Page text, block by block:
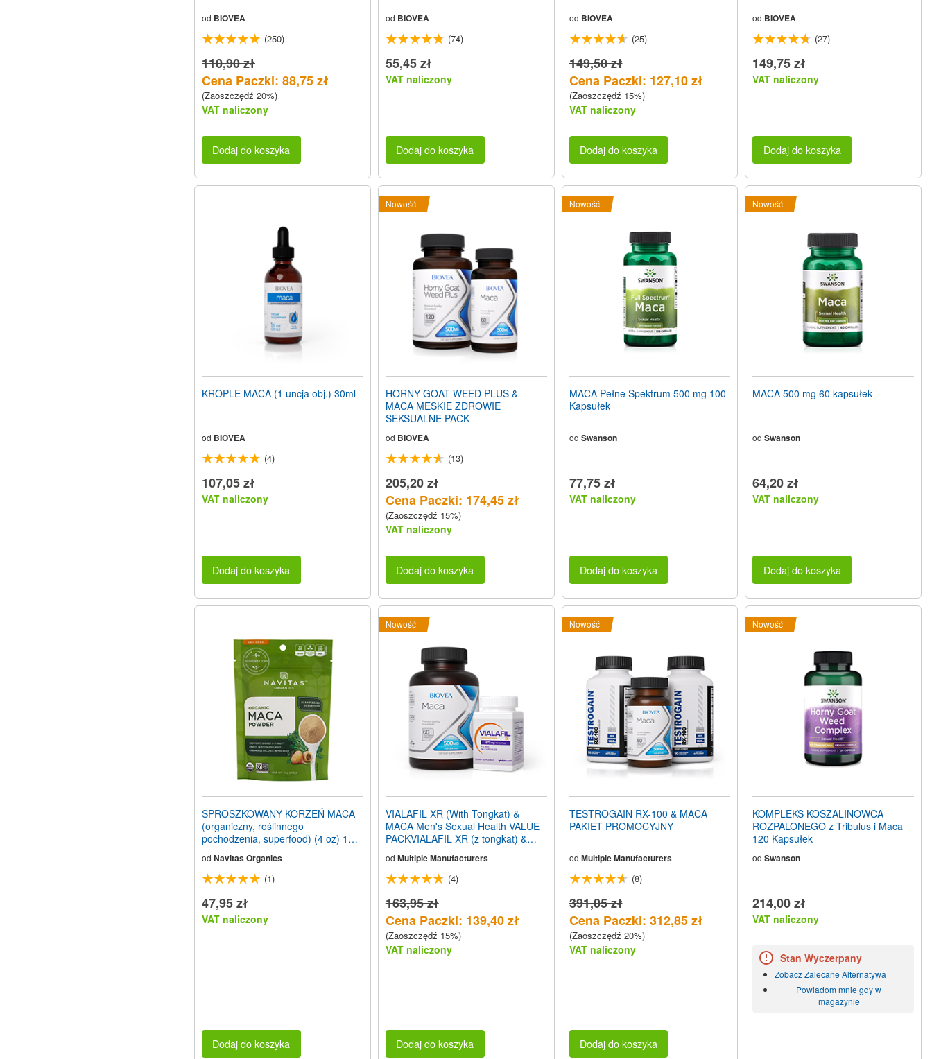
od BIOVEA
(250)
110,90 zł
Cena Paczki: 88,75 zł
(Zaoszczędź 20%)
VAT naliczony
Dodaj do koszyka
od BIOVEA
(74)
55,45 zł
VAT naliczony
Dodaj do koszyka
od BIOVEA
(25)
149,50 zł
Cena Paczki: 127,10 zł
(Zaoszczędź 15%)
VAT naliczony
Dodaj do koszyka
od BIOVEA
(27)
149,75 zł
VAT naliczony
Dodaj do koszyka
KROPLE MACA (1 uncja obj.) 30ml
od BIOVEA
(4)
107,05 zł
VAT naliczony
Dodaj do koszyka
Nowość
HORNY GOAT WEED PLUS &
MACA MESKIE ZDROWIE
SEKSUALNE PACK
od BIOVEA
(13)
205,20 zł
Cena Paczki: 174,45 zł
(Zaoszczędź 15%)
VAT naliczony
Dodaj do koszyka
Nowość
MACA Pełne Spektrum 500 mg 100
Kapsułek
od Swanson
77,75 zł
VAT naliczony
Dodaj do koszyka
Nowość
MACA 500 mg 60 kapsułek
od Swanson
64,20 zł
VAT naliczony
Dodaj do koszyka
SPROSZKOWANY KORZEŃ MACA
(organiczny, roślinnego
pochodzenia, superfood) (4 oz) 113
od Navitas Organics
(1)
47,95 zł
VAT naliczony
Dodaj do koszyka
Nowość
VIALAFIL XR (With Tongkat) &
MACA Men's Sexual Health VALUE
PACKVIALAFIL XR (z tongkat) &
SEKSUALNE PACK
od Multiple Manufacturers
(4)
163,95 zł
Cena Paczki: 139,40 zł
(Zaoszczędź 15%)
VAT naliczony
Dodaj do koszyka
Nowość
TESTROGAIN RX-100 & MACA
PAKIET PROMOCYJNY
od Multiple Manufacturers
(8)
391,05 zł
Cena Paczki: 312,85 zł
(Zaoszczędź 20%)
VAT naliczony
Dodaj do koszyka
Nowość
KOMPLEKS KOSZALINOWCA
ROZPALONEGO z Tribulus i Maca
120 Kapsułek
od Swanson
214,00 zł
VAT naliczony
Stan Wyczerpany
Zobacz Zalecane Alternatywa
Powiadom mnie gdy w
magazynie